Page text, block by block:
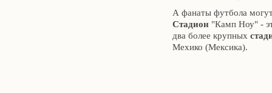
А фанаты футбола
Стадион "Камп Ноу" -
два более крупных
Мехико (Мексика).